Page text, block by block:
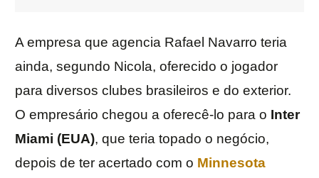
A empresa que agencia Rafael Navarro teria
ainda, segundo Nicola, oferecido o jogador
para diversos clubes brasileiros e do exterior.
O empresário chegou a oferecê-lo para o Inter
Miami (EUA), que teria topado o negócio,
depois de ter acertado com o Minnesota